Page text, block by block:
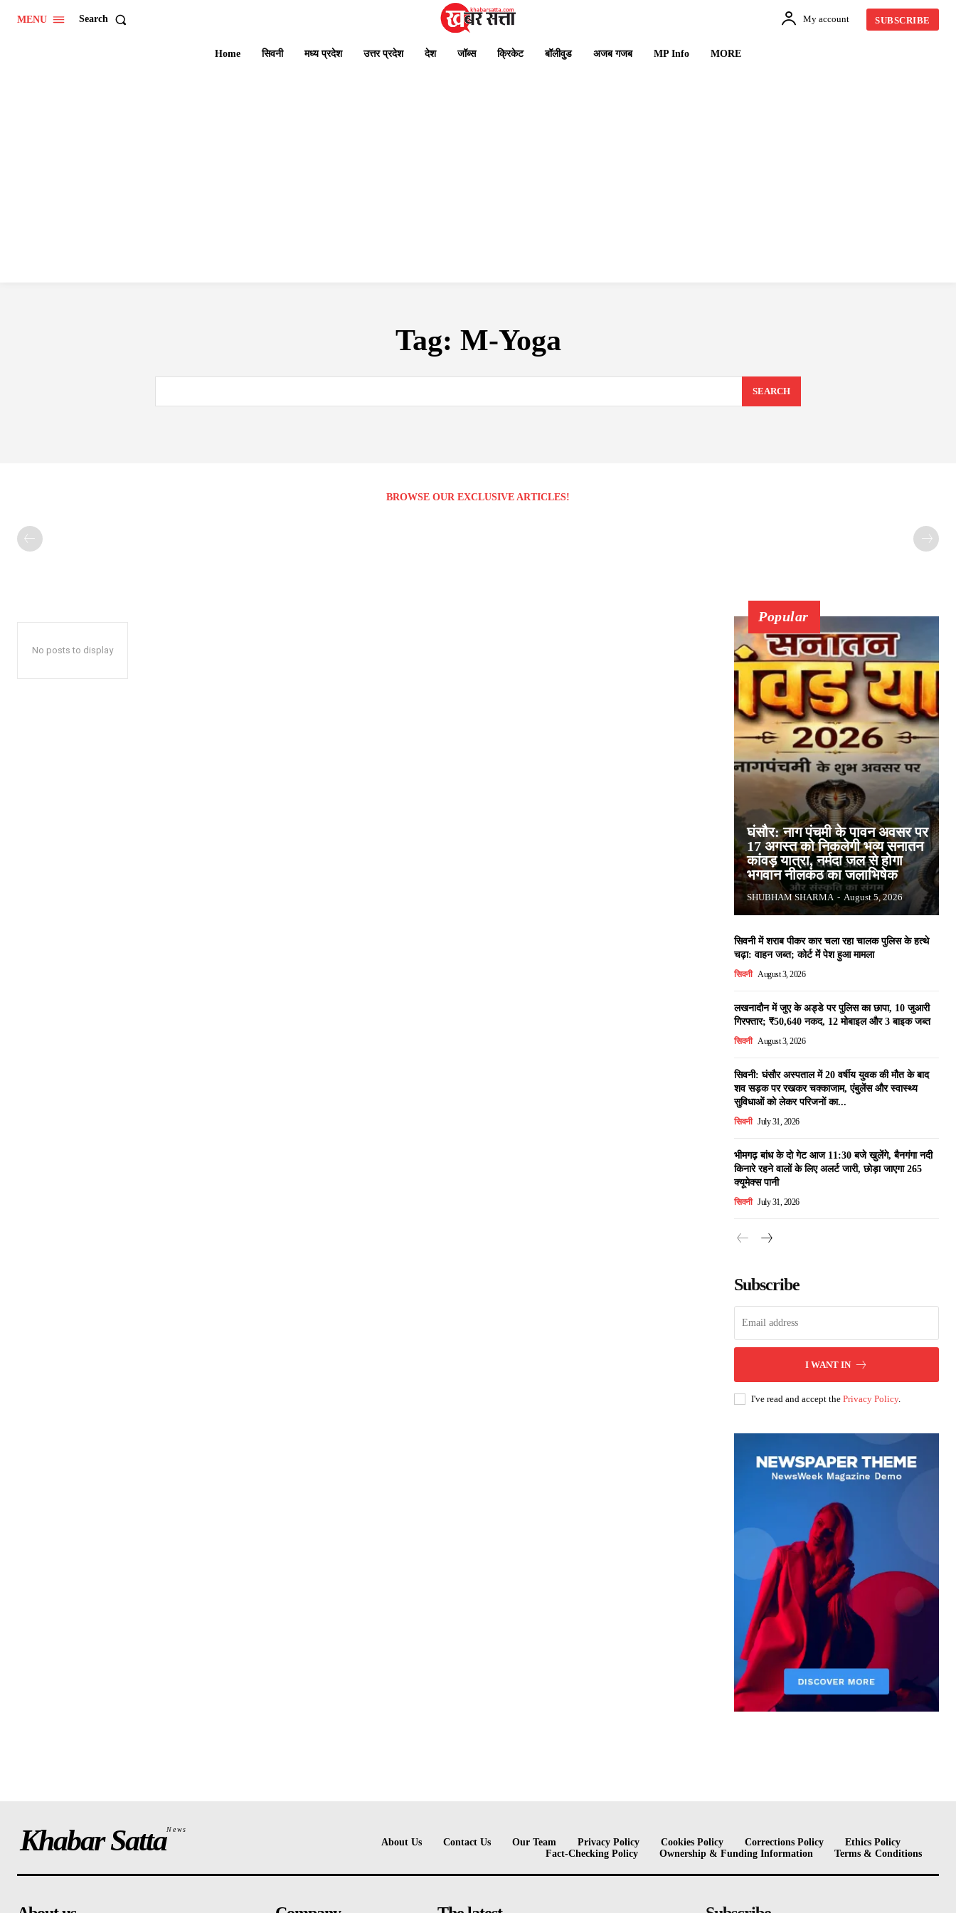
MENU Search My account SUBSCRIBE
Home सिवनी मध्य प्रदेश उत्तर प्रदेश देश जॉब्स क्रिकेट बॉलीवुड अजब गजब MP Info MORE
Tag: M-Yoga
SEARCH
BROWSE OUR EXCLUSIVE ARTICLES!
No posts to display
Popular
घंसौर: नाग पंचमी के पावन अवसर पर
17 अगस्त को निकलेगी भव्य सनातन
कांवड़ यात्रा, नर्मदा जल से होगा
भगवान नीलकंठ का जलाभिषेक
SHUBHAM SHARMA - August 5, 2026
सिवनी में शराब पीकर कार चला रहा चालक पुलिस के हत्थे
चढ़ा: वाहन जब्त; कोर्ट में पेश हुआ मामला
सिवनी August 3, 2026
लखनादौन में जुए के अड्डे पर पुलिस का छापा, 10 जुआरी
गिरफ्तार; ₹50,640 नकद, 12 मोबाइल और 3 बाइक जब्त
सिवनी August 3, 2026
सिवनी: घंसौर अस्पताल में 20 वर्षीय युवक की मौत के बाद
शव सड़क पर रखकर चक्काजाम, एंबुलेंस और स्वास्थ्य
सुविधाओं को लेकर परिजनों का...
सिवनी July 31, 2026
भीमगढ़ बांध के दो गेट आज 11:30 बजे खुलेंगे, बैनगंगा नदी
किनारे रहने वालों के लिए अलर्ट जारी, छोड़ा जाएगा 265
क्यूमेक्स पानी
सिवनी July 31, 2026
Subscribe
I WANT IN
I've read and accept the Privacy Policy.
Khabar SattaNews
About Us Contact Us Our Team Privacy Policy Cookies Policy Corrections Policy
Ethics Policy
Fact-Checking Policy
Ownership & Funding Information Terms & Conditions